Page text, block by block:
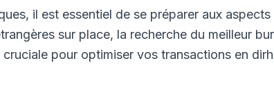
il est essentiel de se préparer aux
sur place, la recherche du meilleur
pour optimiser vos transactions en